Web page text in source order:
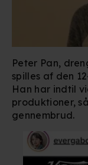
Peter Pan,
spilles af den
Han har indtil
produktioner,
gennembrud.